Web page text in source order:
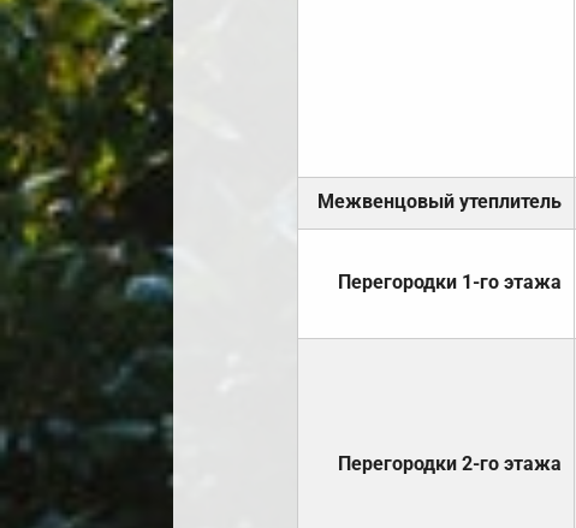
Межвенцовый утеплитель
Перегородки 1-го этажа
Перегородки 2-го этажа